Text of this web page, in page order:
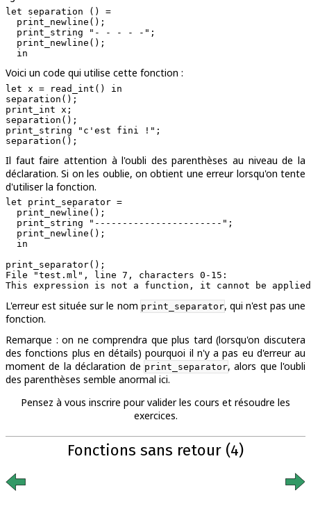
let separation () =
  print_newline();
  print_string "- - - - -";
  print_newline();
Voici un code qui utilise cette fonction :
let x = read_int() in
separation();
print_int x;
separation();
print_string "c'est fini !";
Il faut faire attention à l'oubli des parenthèses au niveau de la
déclaration. Si on les oublie, on obtient une erreur lorsqu'on tente
d'utiliser la fonction.
let print_separator =
  print_newline();
  print_string "-----------------------";
  print_newline();
  in
File "test.ml", line 7, characters 0-15:
L'erreur est située sur le nom print_separator, qui n'est pas une
fonction.
Remarque : on ne comprendra que plus tard (lorsqu'on discutera
des fonctions plus en détails) pourquoi il n'y a pas eu d'erreur au
moment de la déclaration de print_separator, alors que l'oubli
des parenthèses semble anormal ici.
Pensez à vous inscrire pour valider les cours et résoudre les
exercices.
Fonctions sans retour (4)